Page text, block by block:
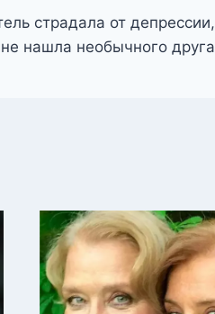
страдала от депрессии,
нашла необычного друга